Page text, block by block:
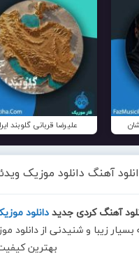
علیرضا قربانی گلوبند
آهنگ دانلود موزیک
آهنگ کردی جدید دانلود
بسیار زیبا و شنیدنی از دانلود
بهترین